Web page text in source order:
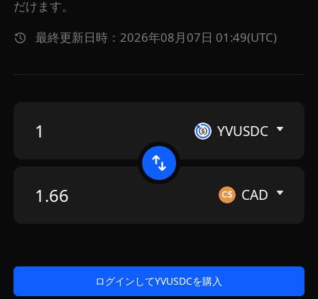
だけます。
最終更新日時：2026年08月07日 01:49(UTC)
YVUSDC
CAD
ログインしてYVUSDCを購入